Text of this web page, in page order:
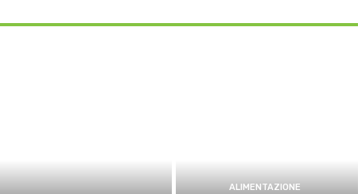
ALIMENTAZIONE